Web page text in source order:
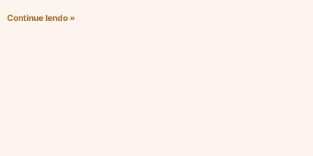
Continue lendo »